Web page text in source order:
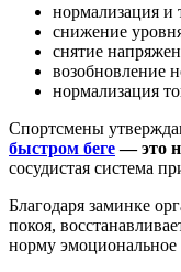
нормализация и
снижение
снятие
возобновление
нормализация
Спортсмены
быстром беге— это
сосудистая система
Благодаря заминке
покоя,
норму эмоциональное